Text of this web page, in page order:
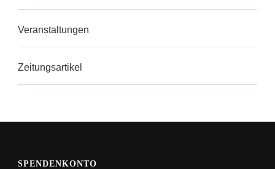
Veranstaltungen
Zeitungsartikel
SPENDENKONTO